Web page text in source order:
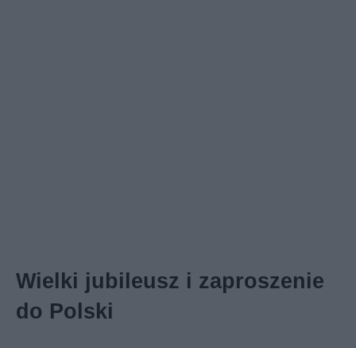
Wielki jubileusz i zaproszenie
do Polski